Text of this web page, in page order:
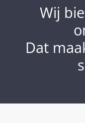
Wij
Dat